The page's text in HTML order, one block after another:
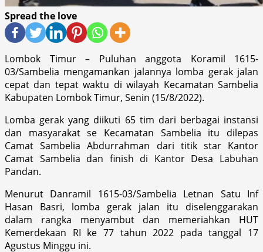
Spread the love
Lombok Timur – Puluhan anggota Koramil 1615-
03/Sambelia mengamankan jalannya lomba gerak jalan
cepat dan tepat waktu di wilayah Kecamatan Sambelia
Kabupaten Lombok Timur, Senin (15/8/2022).
Lomba gerak yang diikuti 65 tim dari berbagai instansi
dan masyarakat se Kecamatan Sambelia itu dilepas
Camat Sambelia Abdurrahman dari titik star Kantor
Camat Sambelia dan finish di Kantor Desa Labuhan
Pandan.
Menurut Danramil 1615-03/Sambelia Letnan Satu Inf
Hasan Basri, lomba gerak jalan itu diselenggarakan
dalam rangka menyambut dan memeriahkan HUT
Kemerdekaan RI ke 77 tahun 2022 pada tanggal 17
Agustus Minggu ini.